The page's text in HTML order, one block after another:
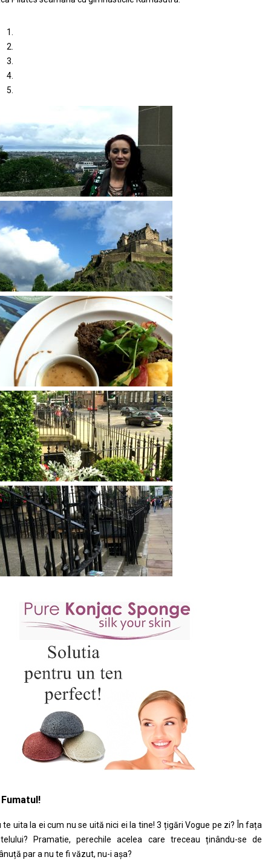
te uita la ei cum nu se uită nici ei la tine! 3 țigări Vogue pe zi? În fața
Pramatie, perechile acelea care treceau ținându-se de
par a nu te fi văzut, nu-i așa?